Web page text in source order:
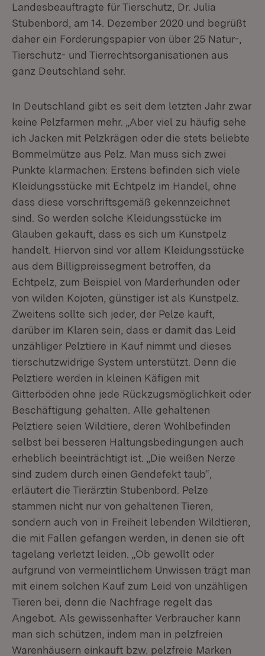
Landesbeauftragte für Tierschutz, Dr. Julia
Stubenbord, am 14. Dezember 2020 und begrüßt
daher ein Forderungspapier von über 25 Natur-,
Tierschutz- und Tierrechtsorganisationen aus
ganz Deutschland sehr.
In Deutschland gibt es seit dem letzten Jahr zwar
keine Pelzfarmen mehr. „Aber viel zu häufig sehe
ich Jacken mit Pelzkrägen oder die stets beliebte
Bommelmütze aus Pelz. Man muss sich zwei
Punkte klarmachen: Erstens befinden sich viele
Kleidungsstücke mit Echtpelz im Handel, ohne
dass diese vorschriftsgemäß gekennzeichnet
sind. So werden solche Kleidungsstücke im
Glauben gekauft, dass es sich um Kunstpelz
handelt. Hiervon sind vor allem Kleidungsstücke
aus dem Billigpreissegment betroffen, da
Echtpelz, zum Beispiel von Marderhunden oder
von wilden Kojoten, günstiger ist als Kunstpelz.
Zweitens sollte sich jeder, der Pelze kauft,
darüber im Klaren sein, dass er damit das Leid
unzähliger Pelztiere in Kauf nimmt und dieses
tierschutzwidrige System unterstützt. Denn die
Pelztiere werden in kleinen Käfigen mit
Gitterböden ohne jede Rückzugsmöglichkeit oder
Beschäftigung gehalten. Alle gehaltenen
Pelztiere seien Wildtiere, deren Wohlbefinden
selbst bei besseren Haltungsbedingungen auch
erheblich beeinträchtigt ist. „Die weißen Nerze
sind zudem durch einen Gendefekt taub“,
erläutert die Tierärztin Stubenbord. Pelze
stammen nicht nur von gehaltenen Tieren,
sondern auch von in Freiheit lebenden Wildtieren,
die mit Fallen gefangen werden, in denen sie oft
tagelang verletzt leiden. „Ob gewollt oder
aufgrund von vermeintlichem Unwissen trägt man
mit einem solchen Kauf zum Leid von unzähligen
Tieren bei, denn die Nachfrage regelt das
Angebot. Als gewissenhafter Verbraucher kann
man sich schützen, indem man in pelzfreien
Warenhäusern einkauft bzw. pelzfreie Marken